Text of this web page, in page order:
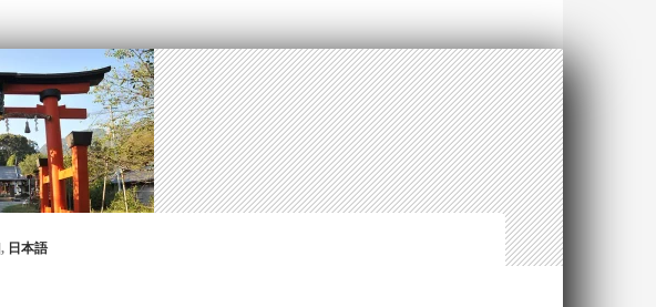
, 日本語